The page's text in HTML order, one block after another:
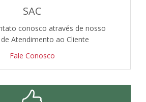
SAC
conosco através de nosso
Atendimento ao Cliente
Fale Conosco